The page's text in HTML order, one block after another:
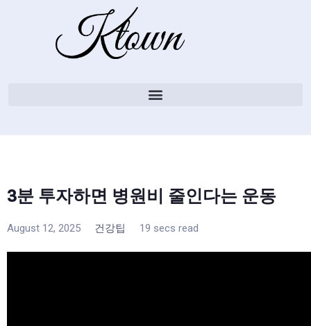
3분 투자하면 병원비 줄인다는 운동
August 12, 2025 건강팁 19 secs read